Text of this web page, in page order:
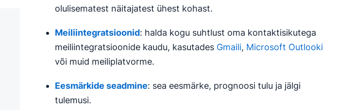
olulisematest näitajatest ühest kohast.
Meiliintegratsioonid: halda kogu suhtlust oma kontaktisikutega
meiliintegratsioonide kaudu, kasutades Gmaili, Microsoft Outlooki
või muid meiliplatvorme.
Eesmärkide seadmine: sea eesmärke, prognoosi tulu ja jälgi
tulemusi.